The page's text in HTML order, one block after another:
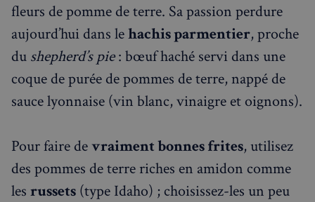
fleurs de pomme de terre. Sa passion perdure
aujourd’hui dans lehachis parmentier, proche
du shepherd’s pie: bœuf haché servi dans une
coque de purée de pommes de terre, nappé de
sauce lyonnaise (vin blanc, vinaigre et oignons).
Pour faire devraiment bonnes frites, utilisez
des pommes de terre riches en amidon comme
les russets (type Idaho) ; choisissez-les un peu